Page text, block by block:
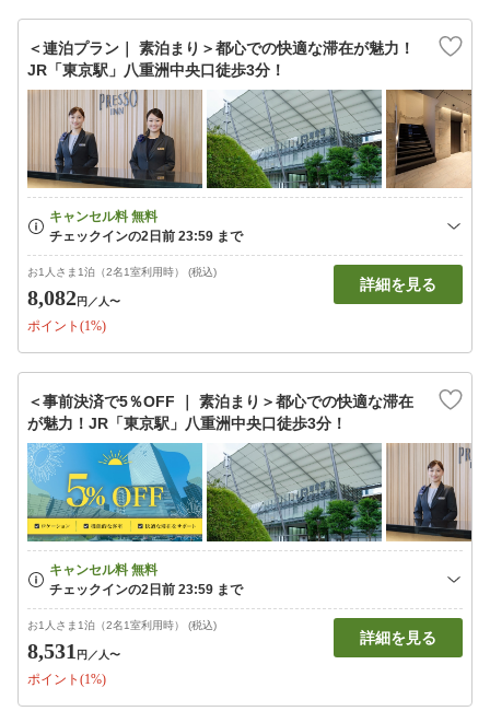
＜連泊プラン｜ 素泊まり＞都心での快適な滞在が魅力！
JR「東京駅」八重洲中央口徒歩3分！
お1人さま1泊（2名1室利用時） (税込)
8,082円 ／人〜
ポイント(1%)
詳細を見る
＜事前決済で5％OFF ｜ 素泊まり＞都心での快適な滞在
が魅力！JR「東京駅」八重洲中央口徒歩3分！
お1人さま1泊（2名1室利用時） (税込)
8,531 円 ／人〜
ポイント(1%)
詳細を見る